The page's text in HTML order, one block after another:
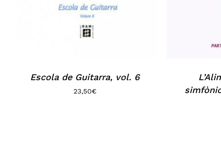
Escola de Guitarra, vol. 6
23,50€